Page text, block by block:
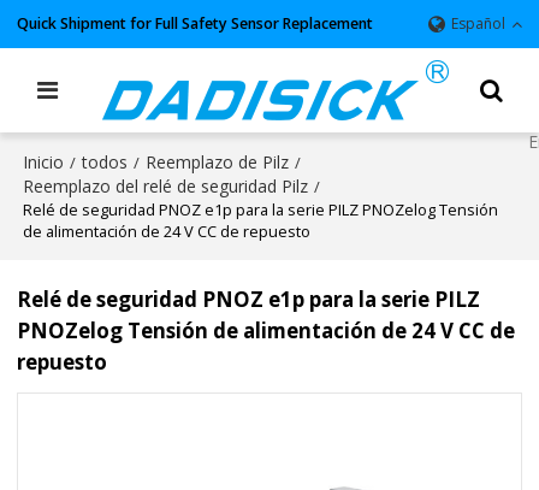
Quick Shipment for Full Safety Sensor Replacement Español
Inicio / todos / Reemplazo de Pilz /
Reemplazo del relé de seguridad Pilz /
Relé de seguridad PNOZ e1p para la serie PILZ PNOZelog Tensión
de alimentación de 24 V CC de repuesto
Relé de seguridad PNOZ e1p para la serie PILZ
PNOZelog Tensión de alimentación de 24 V CC de
repuesto